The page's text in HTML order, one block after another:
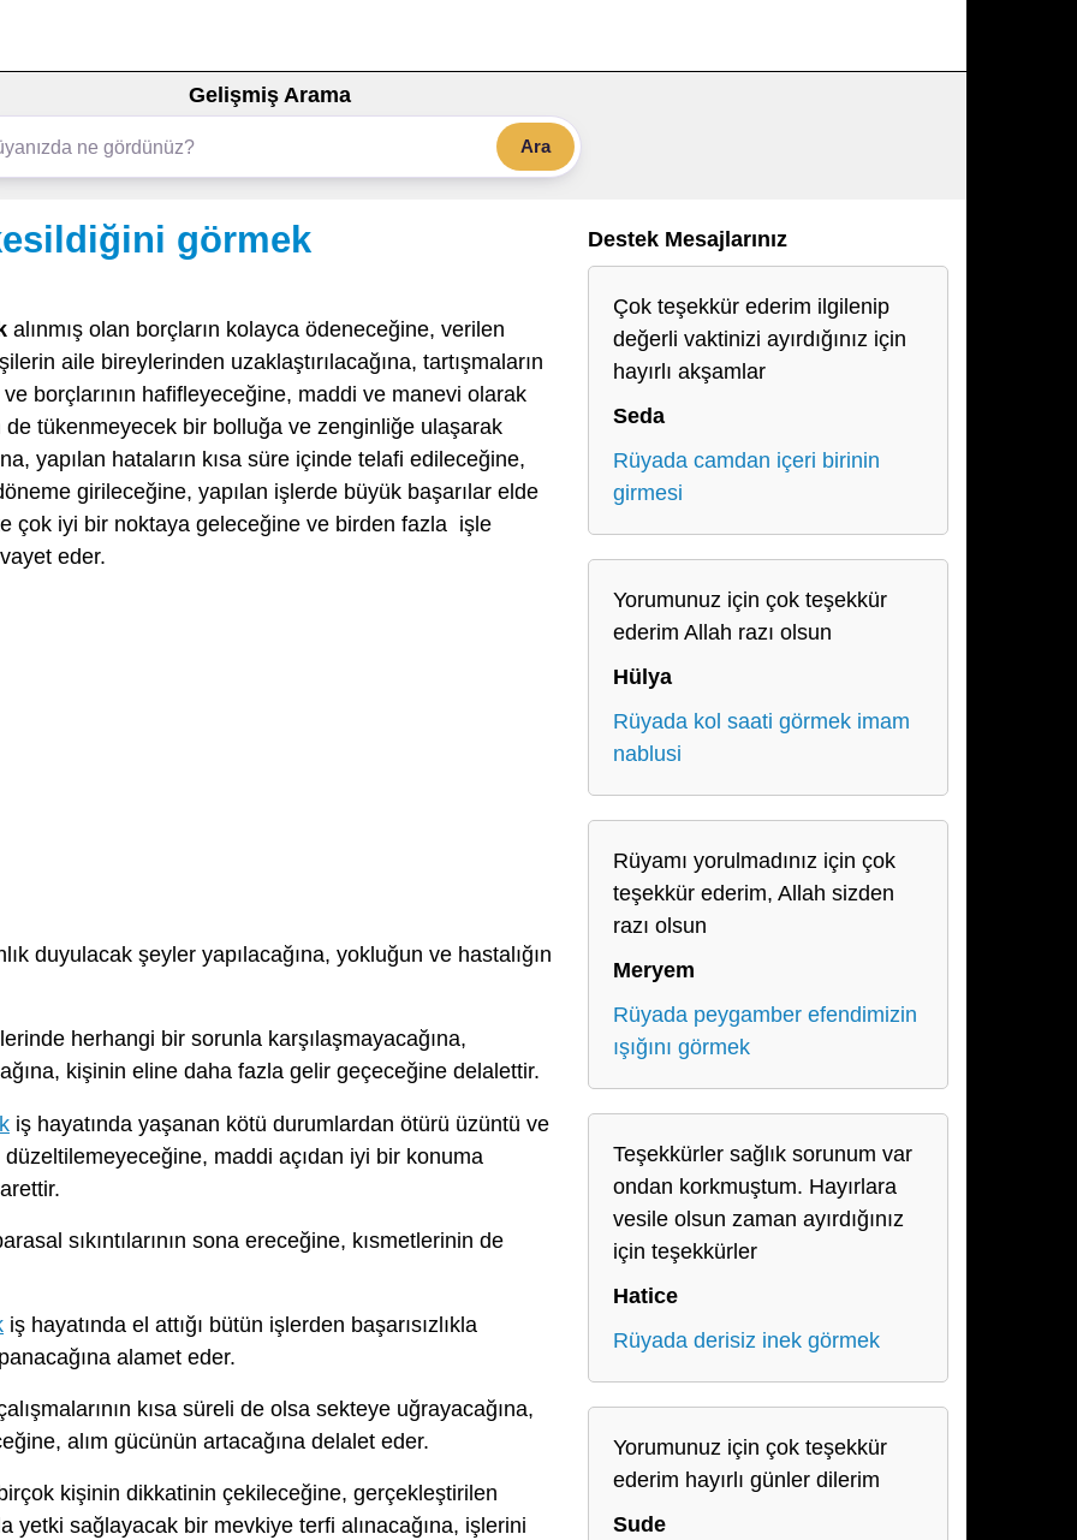
Gelişmiş Arama
Ara
görmek
alınmış olan borçların kolayca ödeneceğine, verilen
aile bireylerinden uzaklaştırılacağına, tartışmaların
ve borçlarının hafifleyeceğine, maddi ve manevi olarak
de tükenmeyecek bir bolluğa ve zenginliğe ulaşarak
yapılan hataların kısa süre içinde telafi edileceğine,
girileceğine, yapılan işlerde büyük başarılar elde
çok iyi bir noktaya geleceğine ve birden fazla işle
eder.
duyulacak şeyler yapılacağına, yokluğun ve hastalığın
herhangi bir sorunla karşılaşmayacağına,
kişinin eline daha fazla gelir geçeceğine delalettir.
iş hayatında yaşanan kötü durumlardan ötürü üzüntü ve
maddi açıdan iyi bir konuma
sıkıntılarının sona ereceğine, kısmetlerinin de
iş hayatında el attığı bütün işlerden başarısızlıkla
alamet eder.
kısa süreli de olsa sekteye uğrayacağına,
alım gücünün artacağına delalet eder.
birçok kişinin dikkatinin çekileceğine, gerçekleştirilen
yetki sağlayacak bir mevkiye terfi alınacağına, işlerini
Destek Mesajlarınız
Çok teşekkür ederim ilgilenip
değerli vaktinizi ayırdığınız için
hayırlı akşamlar
Seda
Rüyada camdan içeri birinin
girmesi
Yorumunuz için çok teşekkür
ederim Allah razı olsun
Hülya
Rüyada kol saati görmek imam
nablusi
Rüyamı yorulmadınız için çok
teşekkür ederim, Allah sizden
razı olsun
Meryem
Rüyada peygamber efendimizin
ışığını görmek
Teşekkürler sağlık sorunum var
ondan korkmuştum. Hayırlara
vesile olsun zaman ayırdığınız
için teşekkürler
Hatice
Rüyada derisiz inek görmek
Yorumunuz için çok teşekkür
ederim hayırlı günler dilerim
Sude